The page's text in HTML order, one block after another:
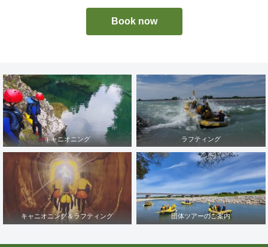
Book now
キャニオニング ラフティング
キャニオニング＆ラフティング 団体ツアーのご案内